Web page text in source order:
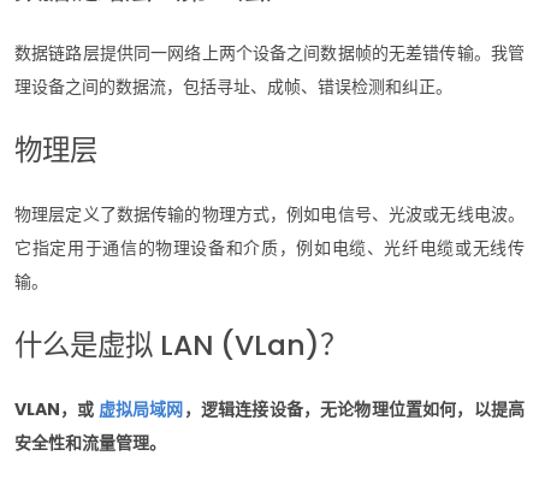
数据链路层提供同一网络上两个设备之间数据帧的无差错传输。我管
理设备之间的数据流，包括寻址、成帧、错误检测和纠正。
物理层
物理层定义了数据传输的物理方式，例如电信号、光波或无线电波。
它指定用于通信的物理设备和介质，例如电缆、光纤电缆或无线传
输。
什么是虚拟 LAN (VLan)？
VLAN，或 虚拟局域网，逻辑连接设备，无论物理位置如何，以提高
安全性和流量管理。